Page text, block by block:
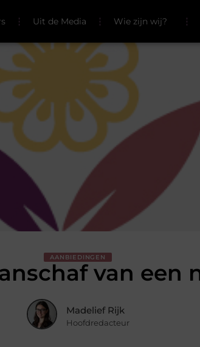
Uit de Media Wie zijn wij?
AANBIEDINGEN
van een
Madelief Rijk
Hoofdredacteur